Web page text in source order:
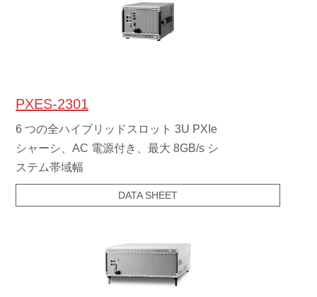
PXES-2301
6 つの全ハイブリッドスロット 3U PXIe
シャーシ、AC 電源付き、最大 8GB/s シ
ステム帯域幅
DATA SHEET